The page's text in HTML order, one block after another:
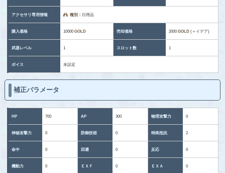
アクセサリ専用情報 種別： 日用品
購入価格 10000GOLD 売却価格 2000GOLD (＋イデア)
武器レベル 1 スロット数 1
ボイス 未設定
補正パラメータ
HP 700 AP 300 物理攻撃力 0
神秘攻撃力 0 防御技術 0 特殊抵抗 2
命中 0 回避 0 反応 0
機動力 0 ＥＸＦ 0 ＥＸＡ 0